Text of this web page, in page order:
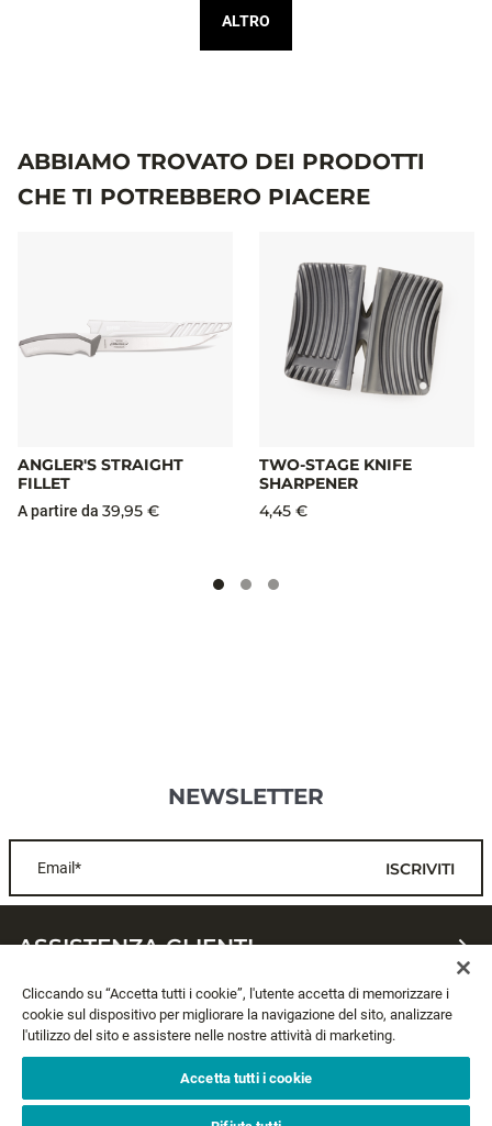
ALTRO
ABBIAMO TROVATO DEI PRODOTTI
CHE TI POTREBBERO PIACERE
ANGLER'S STRAIGHT
FILLET
A partire da 39,95 €
TWO-STAGE KNIFE
SHARPENER
4,45 €
NEWSLETTER
Email* ISCRIVITI
ASSISTENZA CLIENTI
CHI SIAMO
LEGALE
Cliccando su “Accetta tutti i cookie”, l'utente accetta di memorizzare i
cookie sul dispositivo per migliorare la navigazione del sito, analizzare
l'utilizzo del sito e assistere nelle nostre attività di marketing.
Accetta tutti i cookie